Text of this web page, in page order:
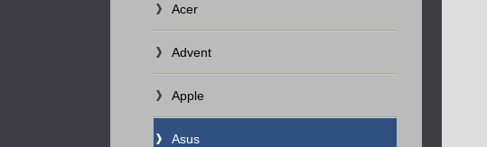
Acer
Advent
Apple
Asus